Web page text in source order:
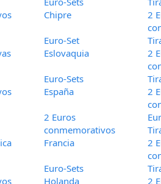
Chipre
2
Euro-Set
Eslovaquia
2
Euro-Sets
España
2
2 Euros
conmemorativos
Francia
2
Euro-Sets
Holanda
2